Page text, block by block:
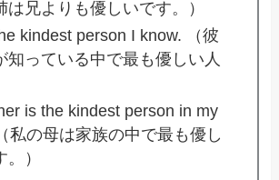
は兄よりも優しいです。）
kindest person I know. （彼
知っている中で最も優しい人
is the kindest person in my
私の母は家族の中で最も優し
）